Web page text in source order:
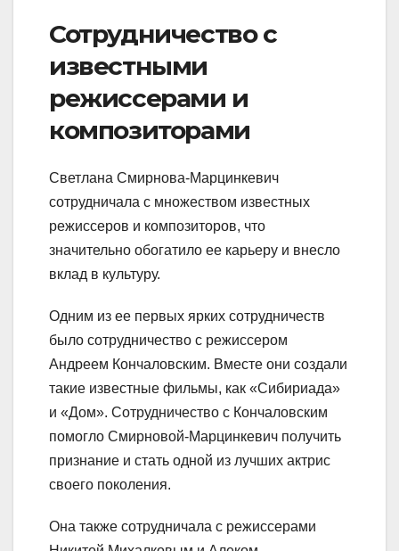
Сотрудничество с
известными
режиссерами и
композиторами
Светлана Смирнова-Марцинкевич
сотрудничала с множеством известных
режиссеров и композиторов, что
значительно обогатило ее карьеру и внесло
вклад в культуру.
Одним из ее первых ярких сотрудничеств
было сотрудничество с режиссером
Андреем Кончаловским. Вместе они создали
такие известные фильмы, как «Сибириада»
и «Дом». Сотрудничество с Кончаловским
помогло Смирновой-Марцинкевич получить
признание и стать одной из лучших актрис
своего поколения.
Она также сотрудничала с режиссерами